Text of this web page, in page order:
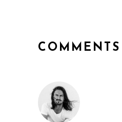
COMMENTS